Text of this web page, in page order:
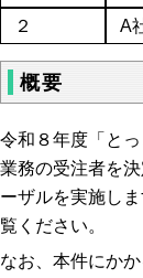
２ A
概要
令和８年度「と
業務の受注者を
ーザルを実施し
覧ください。
なお、本件にか